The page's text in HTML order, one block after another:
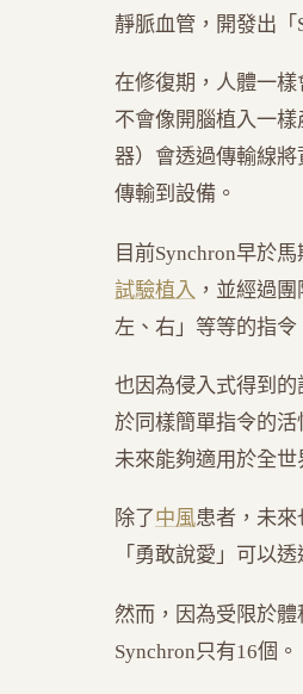
靜脈血管，開發出「
在修復期，人體一樣
不會像開腦植入一樣
器）會透過傳輸線
傳輸到設備。
目前Synchron早於
試驗植入 ，並經過
左、右」等等的指令
也因為侵入式得到
於同樣簡單指令的
未來能夠適用於全世
除了 中風患者，未來
「勇敢說愛」可以
然而，因為受限於
Synchron只有16個。